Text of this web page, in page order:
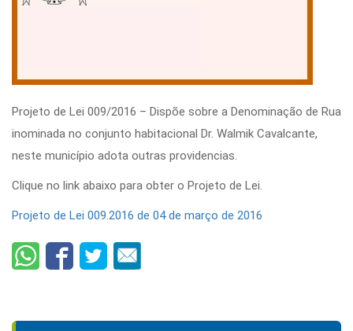
Projeto de Lei 009/2016 – Dispõe sobre a Denominação de Rua
inominada no conjunto habitacional Dr. Walmik Cavalcante,
neste município adota outras providencias.
Clique no link abaixo para obter o Projeto de Lei.
Projeto de Lei 009.2016 de 04 de março de 2016